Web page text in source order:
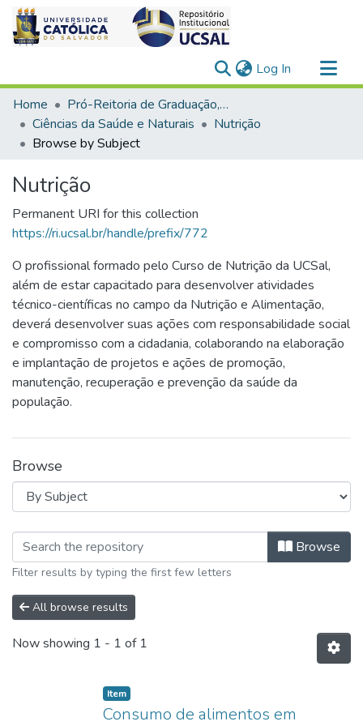
Log In (current)
Communities & Collections
All of DSpace
Home
Pró-Reitoria de Graduação, Extensão e Ação Comunitária
Ciências da Saúde e Naturais
Nutrição
Browse by Subject
Nutrição
Permanent URI for this collection
https://ri.ucsal.br/handle/prefix/772
O profissional formado pelo Curso de Nutrição da UCSal,
além de estar capacitado para desenvolver atividades
técnico-científicas no campo da Nutrição e Alimentação,
deverá desenvolver suas ações com responsabilidade social
e compromisso com a cidadania, colaborando na elaboração
e implantação de projetos e ações de promoção,
manutenção, recuperação e prevenção da saúde da
população.
Browse
Browsing Nutrição by Subject Browse
Filter results by typing the first few letters
All browse results
Now showing 1 - 1 of 1
Item type:
Item,
Consumo de alimentos em